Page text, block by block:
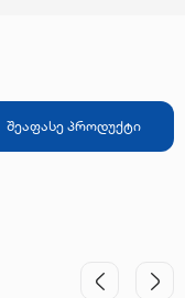
შეაფასე პროდუქტი